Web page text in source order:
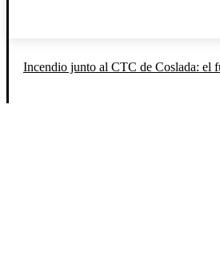
Incendio junto al CTC de Coslada: el